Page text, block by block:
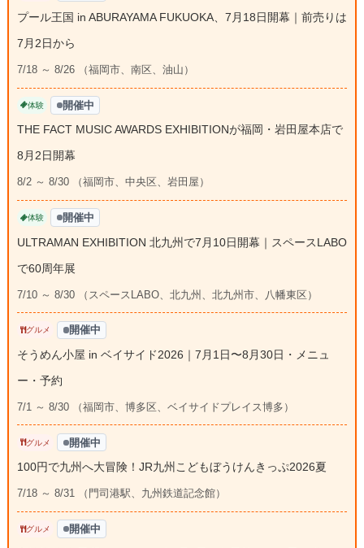
プール王国 in ABURAYAMA FUKUOKA、7月18日開幕｜前売りは
7月2日から
7/18 ～ 8/26 （福岡市、南区、油山）
体験 開催中
THE FACT MUSIC AWARDS EXHIBITIONが福岡・岩田屋本店で
8月2日開幕
8/2 ～ 8/30 （福岡市、中央区、岩田屋）
体験 開催中
ULTRAMAN EXHIBITION 北九州で7月10日開幕｜スペースLABO
で60周年展
7/10 ～ 8/30 （スペースLABO、北九州、北九州市、八幡東区）
グルメ 開催中
そうめん小屋 in ベイサイド2026｜7月1日〜8月30日・メニュ
ー・予約
7/1 ～ 8/30 （福岡市、博多区、ベイサイドプレイス博多）
グルメ 開催中
100円で九州へ大冒険！JR九州こどもぼうけんきっぷ2026夏
7/18 ～ 8/31 （門司港駅、九州鉄道記念館）
グルメ 開催中